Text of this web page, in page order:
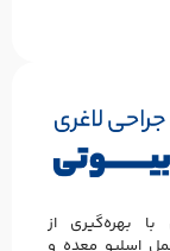
بهره‌گیری از